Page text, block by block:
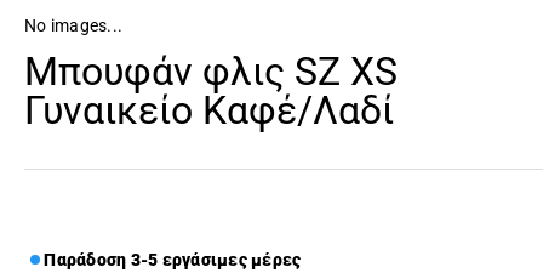
No images...
Μπουφάν φλις SZ XS
Γυναικείο Καφέ/Λαδί
Παράδοση 3-5 εργάσιμες μέρες